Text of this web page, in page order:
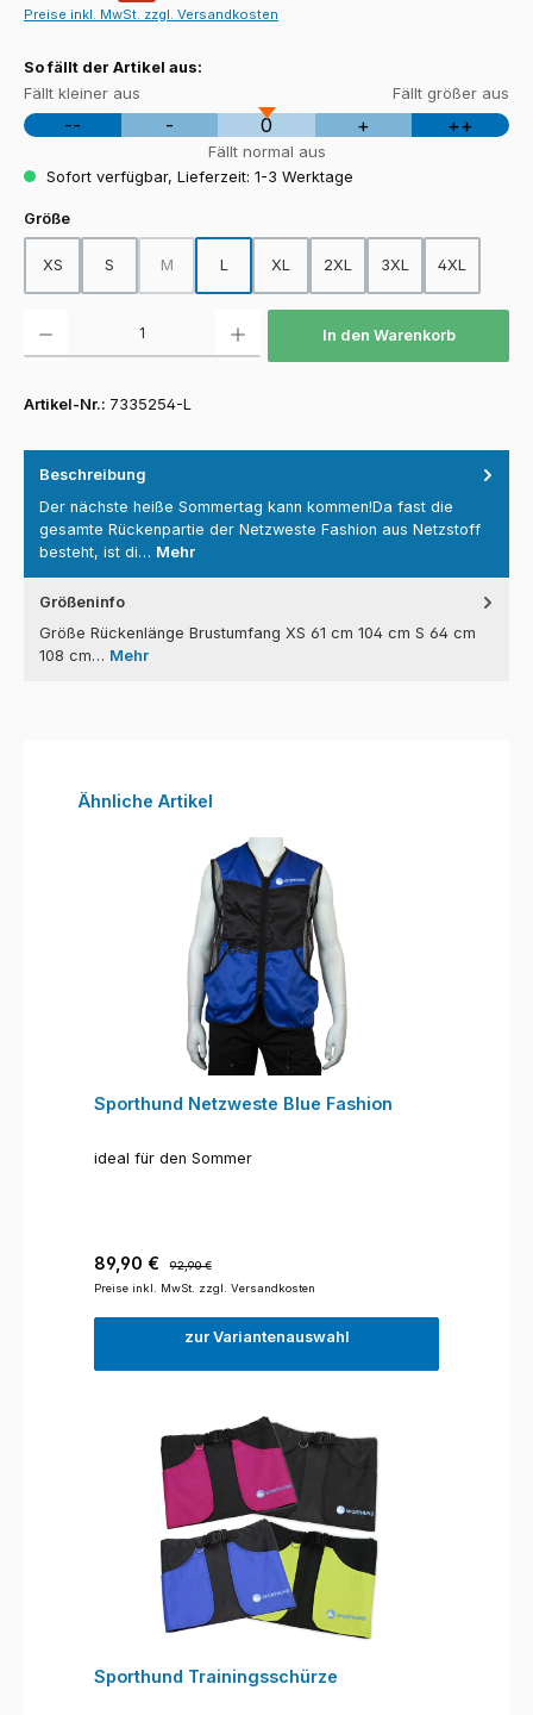
Preise inkl. MwSt. zzgl. Versandkosten
So fällt der Artikel aus:
Fällt kleiner aus Fällt größer aus
-- - 0 + ++
Fällt normal aus
Sofort verfügbar, Lieferzeit: 1-3 Werktage
Größeauswählen
XS S M
(Diese Option ist zurzeit nicht verfügbar.)
L XL 2XL 3XL 4XL
In den Warenkorb
Artikel-Nr.: 7335254-L
Beschreibung
Der nächste heiße Sommertag kann kommen!Da fast die
gesamte Rückenpartie der Netzweste Fashion aus Netzstoff
besteht, ist di… Mehr
Größeninfo
Größe Rückenlänge Brustumfang XS 61 cm 104 cm S 64 cm
108 cm… Mehr
Produktgalerie überspringen
Ähnliche Artikel
Sporthund Netzweste Blue Fashion
ideal für den Sommer
Verkaufspreis:
89,90 € Regulärer Preis:
92,90 €
Preise inkl. MwSt. zzgl. Versandkosten
zur Variantenauswahl
Sporthund Trainingsschürze